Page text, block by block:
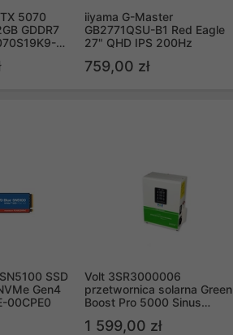
5070
GDDR7
iiyama G-Master
GB2771QSU-B1 Red Eagle
27" QHD IPS 200Hz
759,00 zł
SSD
Gen4
00CPE0
Volt 3SR3000006
przetwornica solarna Green
Boost Pro 5000 Sinus
1 599,00 zł